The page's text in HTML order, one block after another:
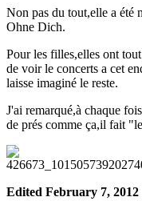
Non pas du tout,elle a été
Ohne Dich.
Pour les filles,elles ont
de voir le concerts a cet
laisse imaginé le reste.
J'ai remarqué,à chaque
de prés comme ça,il fait
Edited February 7, 2012